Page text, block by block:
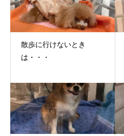
散歩に行けないとき
は・・・